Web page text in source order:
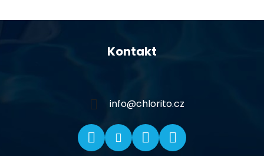
Z
Kontakt
info@chlorito.cz